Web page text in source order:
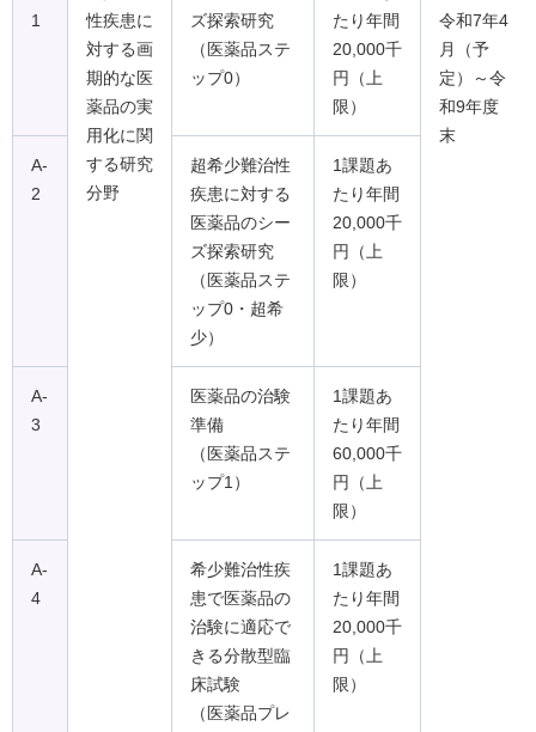
1
性疾患に
対する画
期的な医
薬品の実
用化に関
する研究
分野
ズ探索研究
（医薬品ステ
ップ0）
たり年間
20,000千
円（上
限）
令和7年4
月（予
定）～令
和9年度
末
A-
2
超希少難治性
疾患に対する
医薬品のシー
ズ探索研究
（医薬品ステ
ップ0・超希
少）
1課題あ
たり年間
20,000千
円（上
限）
A-
3
医薬品の治験
準備
（医薬品ステ
ップ1）
1課題あ
たり年間
60,000千
円（上
限）
A-
4
希少難治性疾
患で医薬品の
治験に適応で
きる分散型臨
床試験
（医薬品プレ
1課題あ
たり年間
20,000千
円（上
限）